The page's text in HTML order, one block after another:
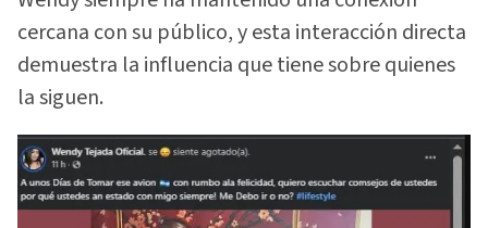
cercana con su público, y esta interacción directa
demuestra la influencia que tiene sobre quienes
la siguen.